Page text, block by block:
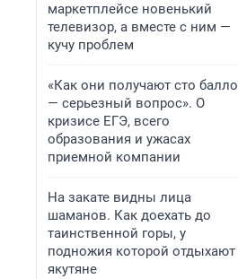
маркетплейсе новенький
телевизор, а вместе с ним —
кучу проблем
«Как они получают сто
— серьезный вопрос». О
кризисе ЕГЭ, всего
образования и ужасах
приемной компании
На закате видны лица
шаманов. Как доехать до
таинственной горы, у
подножия которой отдыхают
якутяне